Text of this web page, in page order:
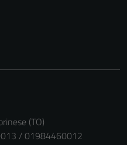
(TO)
/ 01984460012